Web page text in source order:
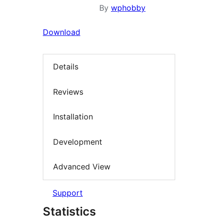
By wphobby
Download
Details
Reviews
Installation
Development
Advanced View
Support
Statistics